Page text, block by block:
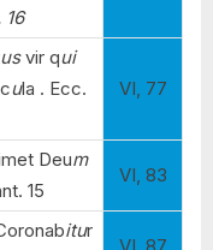
usvir qui
ula . Ecc.
VI, 77
Deum
15
VI, 83
itur